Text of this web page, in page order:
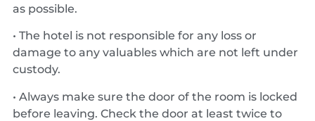
as possible.
• The hotel is not responsible for any loss or
damage to any valuables which are not left under
custody.
• Always make sure the door of the room is locked
before leaving. Check the door at least twice to